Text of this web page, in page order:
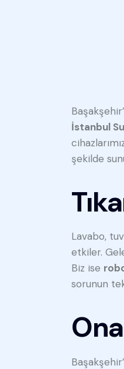
İstanbul
şekilde
Lavabo,
etkiler.
Biz ise
sorunun